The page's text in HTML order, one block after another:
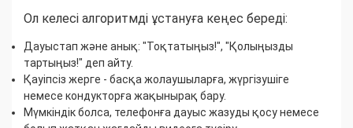
Ол келесі алгоритмді ұстануға кеңес береді:
Дауыстап және анық: "Тоқтатыңыз!", "Қолыңызды
тартыңыз!" деп айту.
Қауіпсіз жерге - басқа жолаушыларға, жүргізушіге
немесе кондукторға жақынырақ бару.
Мүмкіндік болса, телефонға дауыс жазуды қосу немесе